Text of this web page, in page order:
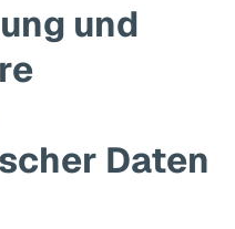
und
Daten